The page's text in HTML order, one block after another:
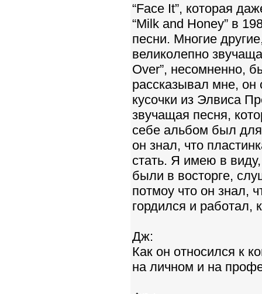
“Face It”, которая
“Milk and Honey” в
песни. Многие
великолепно
Over”, несомненно,
рассказывал мне, он
кусочки из Элвиса
звучащая песня,
себе альбом был
он знал, что
стать. Я имею в
были в восторге,
потмоу что он знал,
гордился и работал,
Дж:
Как он относился к
на личном и на